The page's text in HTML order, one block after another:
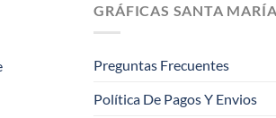
GRÁFICAS SANTA MARÍA
Preguntas Frecuentes
Política De Pagos Y Envios